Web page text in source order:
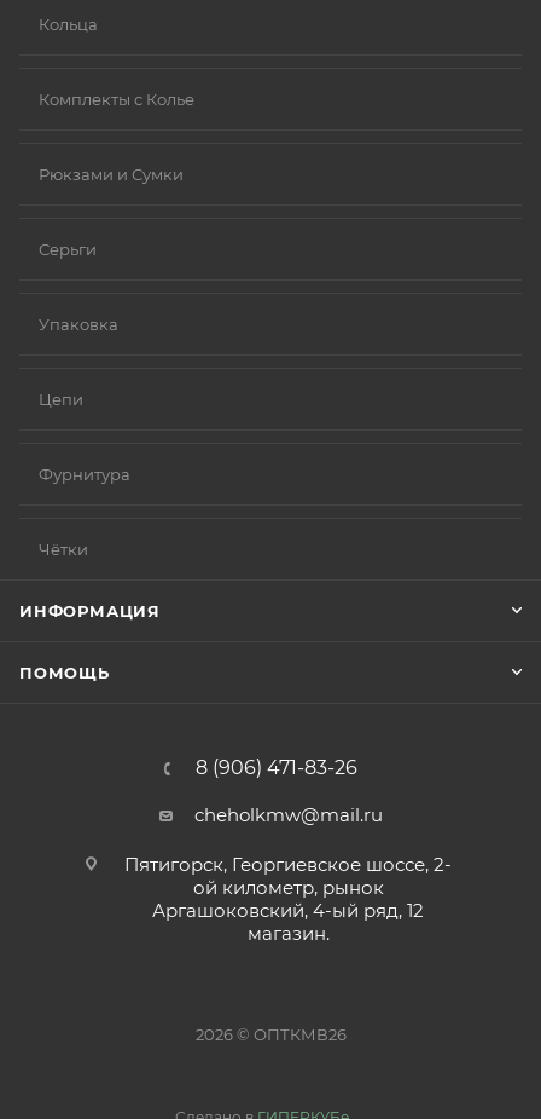
Кольца
Комплекты с Колье
Рюкзами и Сумки
Серьги
Упаковка
Цепи
Фурнитура
Чётки
ИНФОРМАЦИЯ
ПОМОЩЬ
8 (906) 471-83-26
cheholkmw@mail.ru
Пятигорск, Георгиевское шоссе, 2-
ой километр, рынок
Аргашоковский, 4-ый ряд, 12
магазин.
2026 © ОПТКМВ26